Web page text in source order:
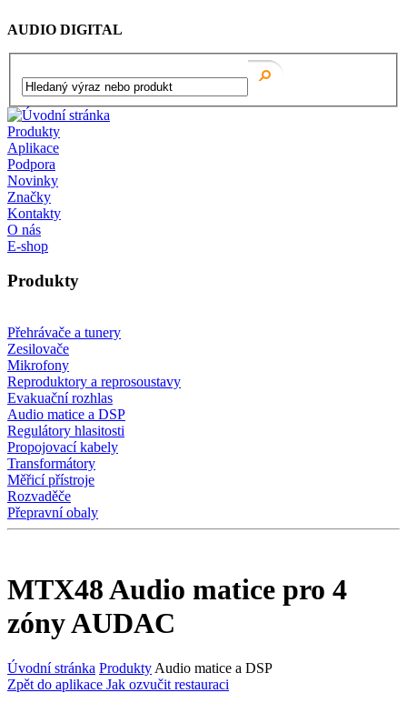
AUDIO DIGITAL
Produkty
Aplikace
Podpora
Novinky
Značky
Kontakty
O nás
E-shop
Produkty
Přehrávače a tunery
Zesilovače
Mikrofony
Reproduktory a reprosoustavy
Evakuační rozhlas
Audio matice a DSP
Regulátory hlasitosti
Propojovací kabely
Transformátory
Měřicí přístroje
Rozvaděče
Přepravní obaly
MTX48 Audio matice pro 4
zóny AUDAC
Úvodní stránka Produkty Audio matice a DSP
Zpět do aplikace Jak ozvučit restauraci